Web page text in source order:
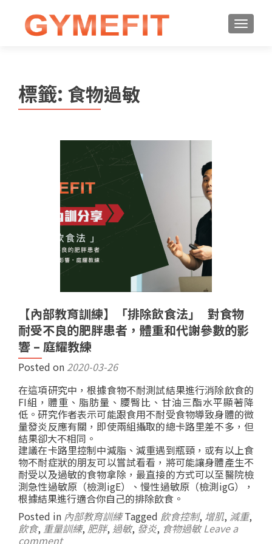
標籤: 食物過敏
【內部教育訓練】「排除飲食法」 對食物
耐受不良的肥胖患者，體重和代謝參數的影
響 – 庭耀教練
Posted on 2020-03-26
在這項研究中，根據食物不耐測試結果進行消除飲食的
FI組，體重、脂肪量、腰臀比、甘油三酯水平顯著降
低。研究作者表示可能跟食用不耐受食物導致身體的微
量發炎反應有關，即使兩組攝取的總卡路里差不多，但
結果卻大不相同。
建議在卡路里控制中減脂、減重遇到瓶頸，或有以上食
物不耐症狀的朋友可以嘗試看看，將可能讓身體產生不
耐受以及過敏的食物拿除，最直接的方式可以至醫院檢
測急性過敏原（檢測igE）、慢性過敏原（檢測igG），
根據結果進行適合你自己的排除飲食。
Posted in 內部教育訓練 Tagged 飲食控制, 增肌, 減重,
飲食, 重量訓練, 肥胖, 過敏, 發炎, 食物過敏 Leave a
comment